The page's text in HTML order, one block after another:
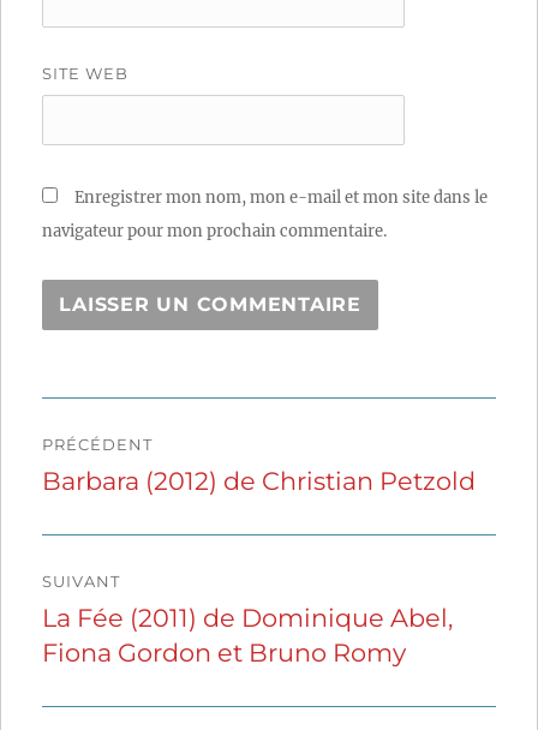
SITE WEB
Enregistrer mon nom, mon e-mail et mon site dans le
navigateur pour mon prochain commentaire.
de
PRÉCÉDENT
Publication
Barbara (2012) de Christian Petzold
SUIVANT
Publication
suivante :
La Fée (2011) de Dominique Abel,
Fiona Gordon et Bruno Romy